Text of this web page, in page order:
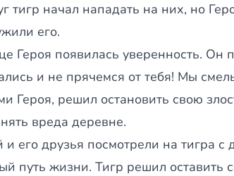
тигр начал нападать на них, но
его.
Героя появилась уверенность. Он
и не прячемся от тебя! Мы
Героя, решил остановить свою
вреда деревне.
его друзья посмотрели на тигра с
путь жизни. Тигр решил оставить